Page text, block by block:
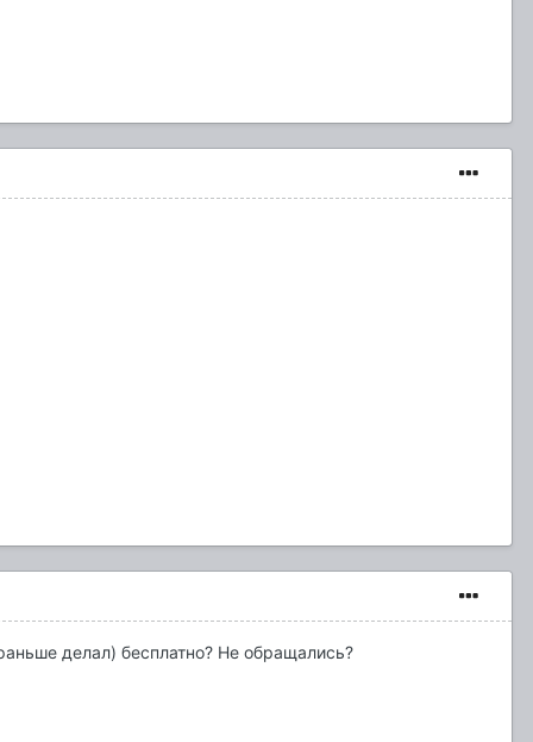
делал) бесплатно? Не обращались?